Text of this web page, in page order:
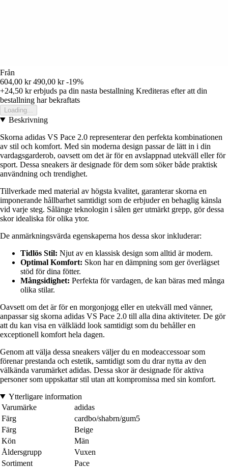
Från
604,00 kr 490,00 kr -19%
+24,50 krerbjuds pa din nasta bestallning Krediteras efter att din
bestallning har bekraftats
Loading...
Beskrivning
Skorna adidas VS Pace 2.0 representerar den perfekta kombinationen
av stil och komfort. Med sin moderna design passar de lätt in i din
vardagsgarderob, oavsett om det är för en avslappnad utekväll eller för
sport. Dessa sneakers är designade för dem som söker både praktisk
användning och trendighet.
Tillverkade med material av högsta kvalitet, garanterar skorna en
imponerande hållbarhet samtidigt som de erbjuder en behaglig känsla
vid varje steg. Sålänge teknologin i sålen ger utmärkt grepp, gör dessa
skor idealiska för olika ytor.
De anmärkningsvärda egenskaperna hos dessa skor inkluderar:
Tidlös Stil: Njut av en klassisk design som alltid är modern.
Optimal Komfort: Skon har en dämpning som ger överlägset
stöd för dina fötter.
Mångsidighet: Perfekta för vardagen, de kan bäras med många
olika stilar.
Oavsett om det är för en morgonjogg eller en utekväll med vänner,
anpassar sig skorna adidas VS Pace 2.0 till alla dina aktiviteter. De gör
att du kan visa en välklädd look samtidigt som du behåller en
exceptionell komfort hela dagen.
Genom att välja dessa sneakers väljer du en modeaccessoar som
förenar prestanda och estetik, samtidigt som du drar nytta av den
välkända varumärket adidas. Dessa skor är designade för aktiva
personer som uppskattar stil utan att kompromissa med sin komfort.
Ytterligare information
Varumärke
adidas
Färg
cardbo/shabrn/gum5
Färg
Beige
Kön
Män
Åldersgrupp
Vuxen
Sortiment
Pace